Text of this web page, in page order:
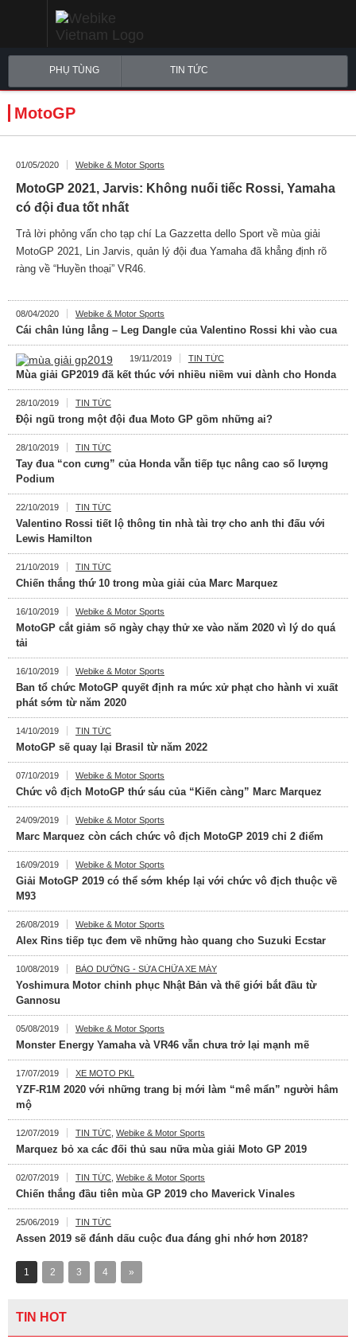
PHỤ TÙNG TIN TỨC
MotoGP
01/05/2020 Webike & Motor Sports
MotoGP 2021, Jarvis: Không nuối tiếc Rossi, Yamaha
có đội đua tốt nhất
Trả lời phỏng vấn cho tạp chí La Gazzetta dello Sport về mùa giải
MotoGP 2021, Lin Jarvis, quản lý đội đua Yamaha đã khẳng định rõ
ràng về “Huyền thoại” VR46.
08/04/2020 Webike & Motor Sports
Cái chân lủng lẳng – Leg Dangle của Valentino Rossi khi vào cua
19/11/2019 TIN TỨC
Mùa giải GP2019 đã kết thúc với nhiều niềm vui dành cho Honda
28/10/2019 TIN TỨC
Đội ngũ trong một đội đua Moto GP gồm những ai?
28/10/2019 TIN TỨC
Tay đua “con cưng” của Honda vẫn tiếp tục nâng cao số lượng
Podium
22/10/2019 TIN TỨC
Valentino Rossi tiết lộ thông tin nhà tài trợ cho anh thi đấu với
Lewis Hamilton
21/10/2019 TIN TỨC
Chiến thắng thứ 10 trong mùa giải của Marc Marquez
16/10/2019 Webike & Motor Sports
MotoGP cắt giảm số ngày chạy thử xe vào năm 2020 vì lý do quá
tải
16/10/2019 Webike & Motor Sports
Ban tổ chức MotoGP quyết định ra mức xử phạt cho hành vi xuất
phát sớm từ năm 2020
14/10/2019 TIN TỨC
MotoGP sẽ quay lại Brasil từ năm 2022
07/10/2019 Webike & Motor Sports
Chức vô địch MotoGP thứ sáu của “Kiến càng” Marc Marquez
24/09/2019 Webike & Motor Sports
Marc Marquez còn cách chức vô địch MotoGP 2019 chỉ 2 điểm
16/09/2019 Webike & Motor Sports
Giải MotoGP 2019 có thể sớm khép lại với chức vô địch thuộc về
M93
26/08/2019 Webike & Motor Sports
Alex Rins tiếp tục đem về những hào quang cho Suzuki Ecstar
10/08/2019 BẢO DƯỠNG - SỬA CHỮA XE MÁY
Yoshimura Motor chinh phục Nhật Bản và thế giới bắt đầu từ
Gannosu
05/08/2019 Webike & Motor Sports
Monster Energy Yamaha và VR46 vẫn chưa trở lại mạnh mẽ
17/07/2019 XE MOTO PKL
YZF-R1M 2020 với những trang bị mới làm “mê mẩn” người hâm
mộ
12/07/2019 TIN TỨC Webike & Motor Sports
Marquez bỏ xa các đối thủ sau nữa mùa giải Moto GP 2019
02/07/2019 TIN TỨC Webike & Motor Sports
Chiến thắng đầu tiên mùa GP 2019 cho Maverick Vinales
25/06/2019 TIN TỨC
Assen 2019 sẽ đánh dấu cuộc đua đáng ghi nhớ hơn 2018?
1 2 3 4 »
TIN HOT